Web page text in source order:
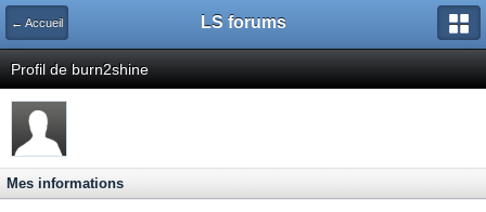
← Accueil LS forums
Profil de burn2shine
Mes informations